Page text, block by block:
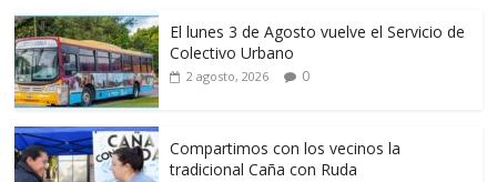
El lunes 3 de Agosto vuelve el Servicio de
Colectivo Urbano
2 agosto, 2026 0
Compartimos con los vecinos la
tradicional Caña con Ruda